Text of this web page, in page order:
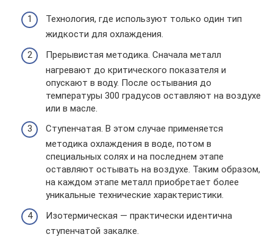
Технология, где используют только один тип
жидкости для охлаждения.
Прерывистая методика. Сначала металл
нагревают до критического показателя и
опускают в воду. После остывания до
температуры 300 градусов оставляют на воздухе
или в масле.
Ступенчатая. В этом случае применяется
методика охлаждения в воде, потом в
специальных солях и на последнем этапе
оставляют остывать на воздухе. Таким образом,
на каждом этапе металл приобретает более
уникальные технические характеристики.
Изотермическая — практически идентична
ступенчатой закалке.